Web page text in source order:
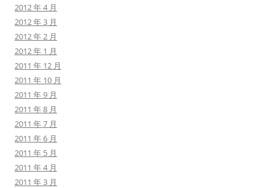
2012 年 4 月
2012 年 3 月
2012 年 2 月
2012 年 1 月
2011 年 12 月
2011 年 10 月
2011 年 9 月
2011 年 8 月
2011 年 7 月
2011 年 6 月
2011 年 5 月
2011 年 4 月
2011 年 3 月